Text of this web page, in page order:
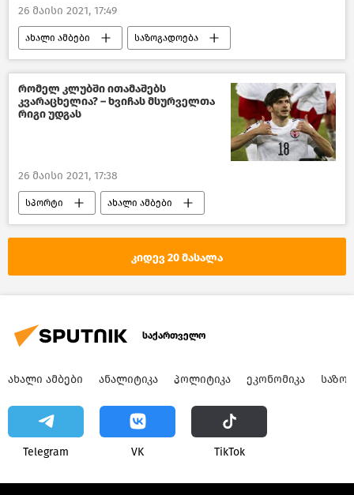
26 მაისი 2021, 17:49
ახალი ამბები საზოგადოება
ვნებათაღელვა „ნამახვანჰესის“ მშენებლობასთან დაკავშირებით
საქართველო
რომელ კლუბში ითამაშებს
კვარაცხელია? – ხვიჩას მსურველთა
რიგი უდგას
26 მაისი 2021, 17:38
სპორტი ახალი ამბები
საქართველო
კიდევ 20 მასალა
საქართველო
ᲐᲮᲐᲚᲘ ᲐᲛᲑᲔᲑᲘ ᲐᲜᲐᲚᲘᲢᲘᲙᲐ ᲞᲝᲚᲘᲢᲘᲙᲐ ᲔᲙᲝᲜᲝᲛᲘᲙᲐ
Telegram VK ТikТоk